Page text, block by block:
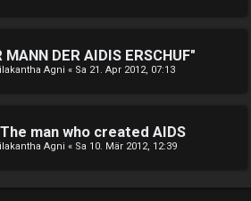
DER AIDIS ERSCHUF"
Agni « Sa 21. Apr 2012, 07:13
man who created AIDS
Agni « Sa 10. Mär 2012, 12:39